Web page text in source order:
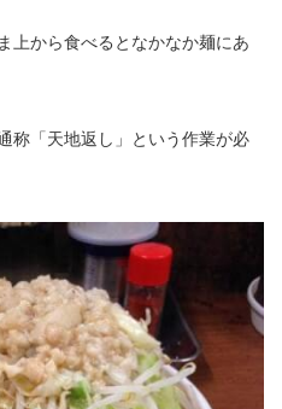
上から食べるとなかなか麺にあ
称「天地返し」という作業が必